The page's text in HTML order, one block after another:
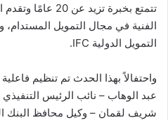
تتمتع بخبرة تزيد
الفنية في مجال التمويل
التمويل الدولية IFC.
واحتفالاً بهذا الحدث تم تنظيم
عبد الوهاب – نائب الرئيس
شريف لقمان – وكيل محافظ البنك